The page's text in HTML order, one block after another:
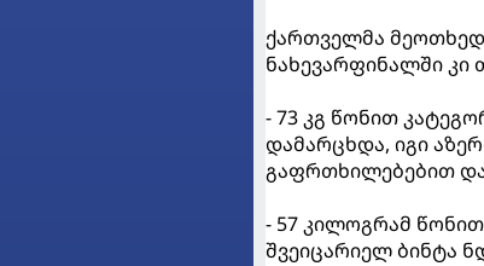
ქართველმა
ნახევარფინალში კი
- 73 კგ წონით
დამარცხდა, იგი
გაფრთხილებებით
- 57 კილოგრამ
შვეიცარიელ ბინტა